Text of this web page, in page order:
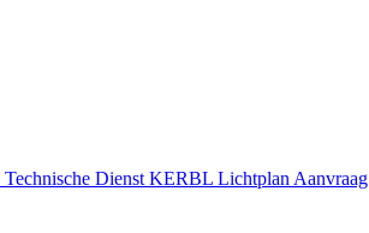
Technische Dienst KERBL Lichtplan Aanvraag